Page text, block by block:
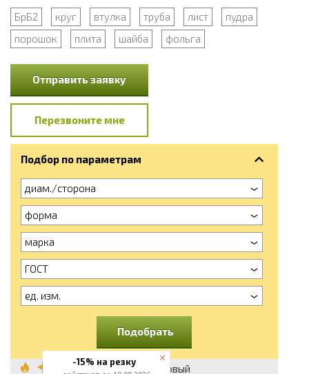
БрБ2 круг втулка труба лист
пудра
порошок
плита шайба фольга
Отправить заявку
Перезвоните мне
Подбор по параметрам
диам./сторона
форма
марка
ГОСТ
ед. изм.
Подобрать
Пруток бронзовый
-15% на резку